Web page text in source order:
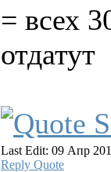
= всех
отдатут
Last Edit: 09 Апр
Reply Quote